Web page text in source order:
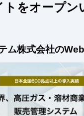
をオープン
ム株式会社の